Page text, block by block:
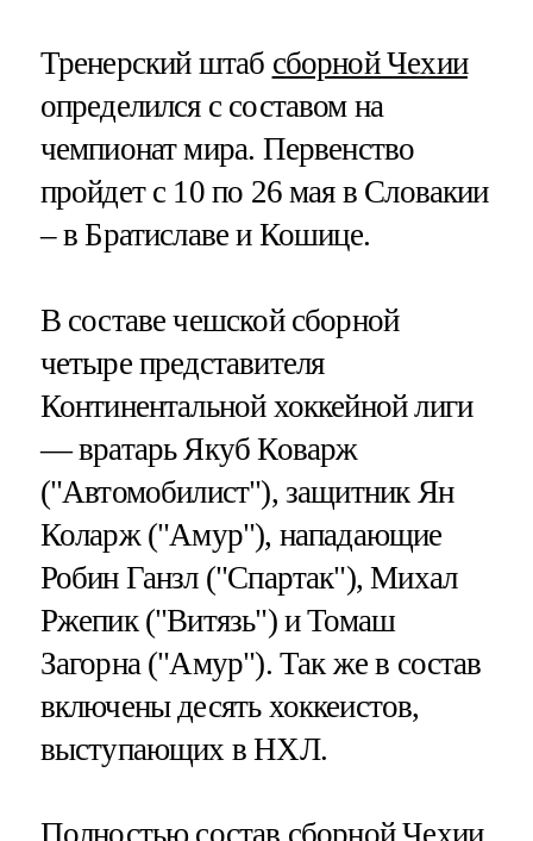
Тренерский штаб сборной Чехии
определился с составом на
чемпионат мира. Первенство
пройдет с 10 по 26 мая в Словакии
– в Братиславе и Кошице.
В составе чешской сборной
четыре представителя
Континентальной хоккейной лиги
— вратарь Якуб Коварж
("Автомобилист"), защитник Ян
Коларж ("Амур"), нападающие
Робин Ганзл ("Спартак"), Михал
Ржепик ("Витязь") и Томаш
Загорна ("Амур"). Так же в состав
включены десять хоккеистов,
выступающих в НХЛ.
Полностью состав сборной Чехии